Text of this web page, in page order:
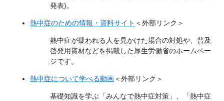
発表)。
熱中症のための情報・資料サイト ＜外部リンク＞
熱中症が疑われる人を見かけた場合の対処や、普及
啓発用資材などを掲載した厚生労働省のホームペー
ジです。
熱中症について学べる動画＜外部リンク＞
基礎知識を学ぶ「みんなで熱中症対策」、「熱中症